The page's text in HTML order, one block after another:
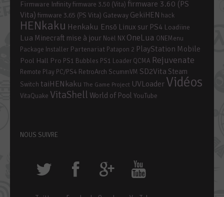
Firmware Infinityfirmware 3.50 (Vita) firmware 3.60 (PS
Vita) firmware 3.65 (PS Vita) Gateway GekiHEN hack
HENkaku Henkaku Ensō Linux sur PS4 Loadiine
Lua Minecraft mise à jour Noël NX OneLua ONEMenu
Package Installer Partenariat Patapon 2 PlayStation Mobile
Pool Hall Pro PS1 Bubbles PS1 Loader QCMA Rejuvenate
Remote Play PC/PS4 RetroArch ScummVM SD2Vita Steam
Switch taiHENkaku The Game Project UVLoader Vidéos
VitaQuake VitaShell World of Pool YouTube
NOUS SUIVRE